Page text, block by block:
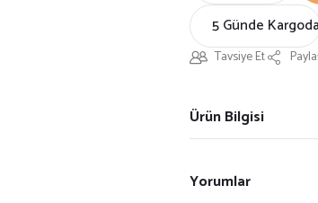
5 Günde
Tavsiye Et
Ürün Bilgisi
Yorumlar